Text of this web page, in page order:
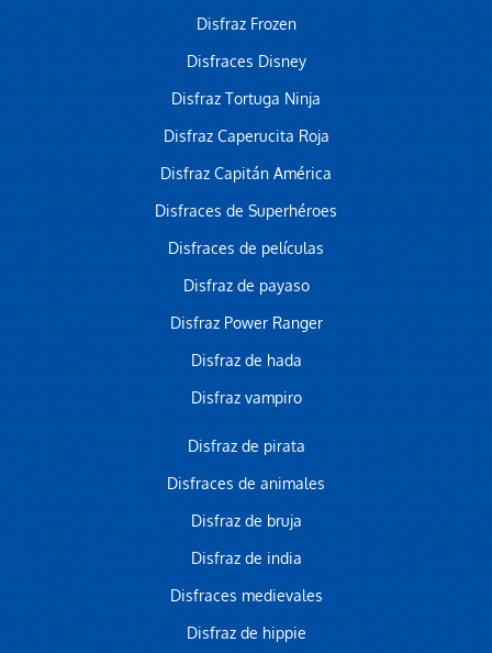
Disfraz Frozen
Disfraces Disney
Disfraz Tortuga Ninja
Disfraz Caperucita Roja
Disfraz Capitán América
Disfraces de Superhéroes
Disfraces de películas
Disfraz de payaso
Disfraz Power Ranger
Disfraz de hada
Disfraz vampiro
Disfraz de pirata
Disfraces de animales
Disfraz de bruja
Disfraz de india
Disfraces medievales
Disfraz de hippie